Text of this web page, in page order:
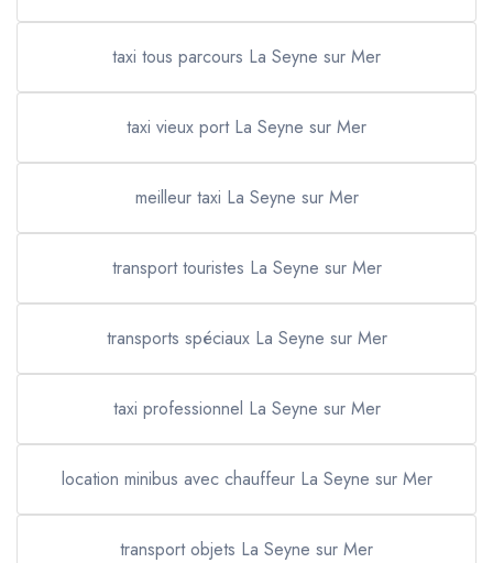
taxi tous parcours La Seyne sur Mer
taxi vieux port La Seyne sur Mer
meilleur taxi La Seyne sur Mer
transport touristes La Seyne sur Mer
transports spéciaux La Seyne sur Mer
taxi professionnel La Seyne sur Mer
location minibus avec chauffeur La Seyne sur Mer
transport objets La Seyne sur Mer